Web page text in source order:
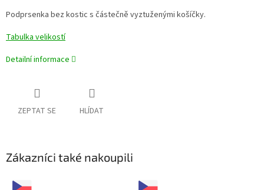
Podprsenka bez kostic s částečně vyztuženými košíčky.
Tabulka velikostí
Detailní informace
ZEPTAT SE HLÍDAT
Zákazníci také nakoupili